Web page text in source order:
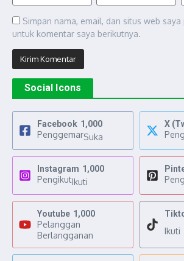
Simpan nama, email, dan situs web
untuk komentar saya berikutnya.
Social Icons
Facebook 1,000
PenggemarSuka
X
Instagram 1,000
PengikutIkuti
Youtube 1,000
Pelanggan
Berlangganan
Ikuti